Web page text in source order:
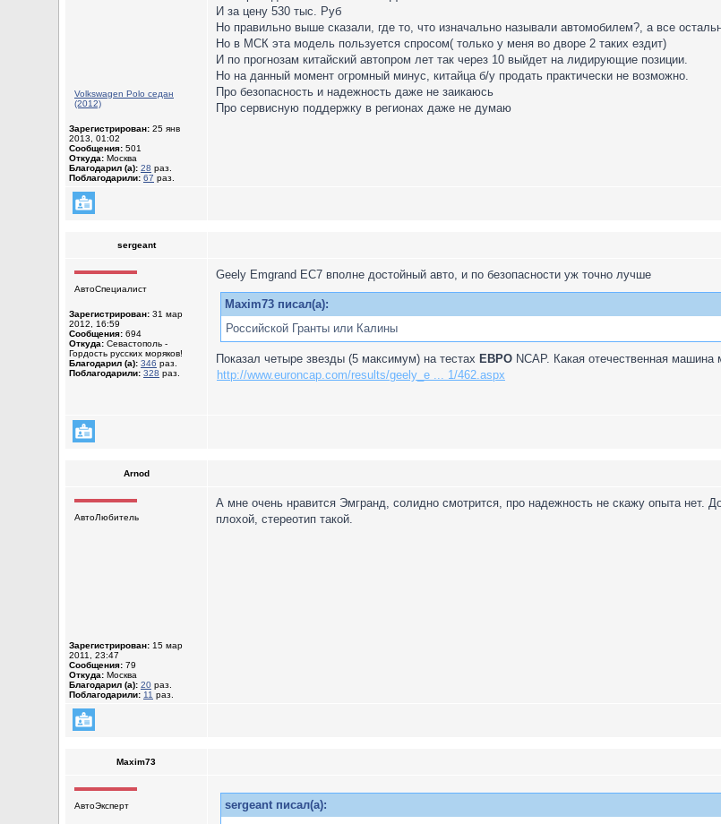
Volkswagen Polo седан
(2012)
Зарегистрирован: 25 янв
2013, 01:02
Сообщения: 501
Откуда: Москва
Благодарил (а): 28 раз.
Поблагодарили: 67 раз.
И за цену 530 тыс. Руб
Но правильно выше сказали, где то, что изначально называли автомобилем?, а все
Но в МСК эта модель пользуется спросом( только у меня во дворе 2 таких ездит)
И по прогнозам китайский автопром лет так через 10 выйдет на лидирующие позиции.
Но на данный момент огромный минус, китайца б/у продать практически не возможно.
Про безопасность и надежность даже не заикаюсь
Про сервисную поддержку в регионах даже не думаю
sergeant
АвтоСпециалист
Зарегистрирован: 31 мар
2012, 16:59
Сообщения: 694
Откуда: Севастополь -
Гордость русских моряков!
Благодарил (а): 346 раз.
Поблагодарили: 328 раз.
Geely Emgrand EC7 вполне достойный авто, и по безопасности уж точно лучше
Maxim73 писал(а):
Российской Гранты или Калины
Показал четыре звезды (5 максимум) на тестах ЕВРО NCAP. Какая отечественная
http://www.euroncap.com/results/geely_e ... 1/462.aspx
Arnod
АвтоЛюбитель
Зарегистрирован: 15 мар
2011, 23:47
Сообщения: 79
Откуда: Москва
Благодарил (а): 20 раз.
Поблагодарили: 11 раз.
А мне очень нравится Эмгранд, солидно смотрится, про надежность не скажу опыта нет.
плохой, стереотип такой.
Maxim73
АвтоЭксперт
sergeant писал(а):